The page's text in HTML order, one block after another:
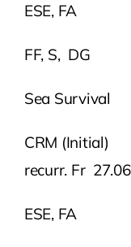
ESE,
FF, S,
Sea
CRM
recurr. Fr
ESE,